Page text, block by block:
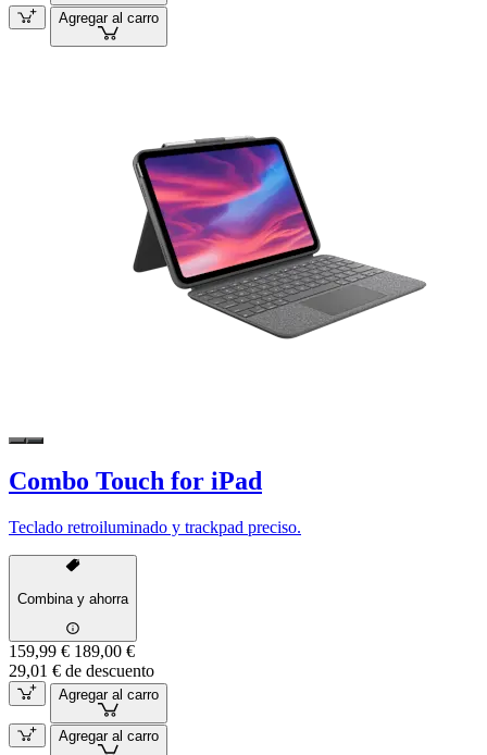
Agregar al carro
Combo Touch for iPad
Teclado retroiluminado y trackpad preciso.
Combina y ahorra
159,99 € 189,00 €
29,01 € de descuento
Agregar al carro
Agregar al carro